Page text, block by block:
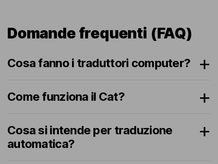
Domande frequenti (FAQ)
Cosa fanno i traduttori computer?
Come funziona il Cat?
Cosa si intende per traduzione
automatica?